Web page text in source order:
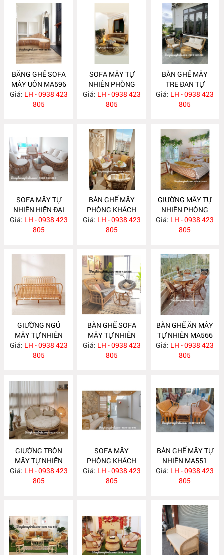
BĂNG GHẾ SOFA
MÂY UỐN MA596
Giá: LH - 0938 423
805
SOFA MÂY TỰ
NHIÊN PHÒNG
KHÁCH MA588
Giá: LH - 0938 423
805
BÀN GHẾ MÂY
TRE ĐAN TỰ
NHIÊN MA587
Giá: LH - 0938 423
805
SOFA MÂY TỰ
NHIÊN HIỆN ĐẠI
MA586
Giá: LH - 0938 423
805
BÀN GHẾ MÂY
PHÒNG KHÁCH
NHỎ GỌN MA585
Giá: LH - 0938 423
805
GIƯỜNG MÂY TỰ
NHIÊN PHÒNG
NGỦ MA584
Giá: LH - 0938 423
805
GIƯỜNG NGỦ
MÂY TỰ NHIÊN
MA583
Giá: LH - 0938 423
805
BÀN GHẾ SOFA
MÂY TỰ NHIÊN
MA568
Giá: LH - 0938 423
805
BÀN GHẾ ĂN MÂY
TỰ NHIÊN MA566
Giá: LH - 0938 423
805
GIƯỜNG TRÒN
MÂY TỰ NHIÊN
MA563
Giá: LH - 0938 423
805
SOFA MÂY
PHÒNG KHÁCH
MA557
Giá: LH - 0938 423
805
BÀN GHẾ MÂY TỰ
NHIÊN MA551
Giá: LH - 0938 423
805